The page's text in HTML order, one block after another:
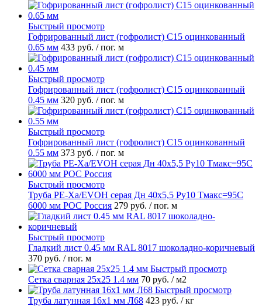
Быстрый просмотр
Гофрированный лист (гофролист) С15 оцинкованный
0.65 мм 433 руб. / пог. м
Быстрый просмотр
Гофрированный лист (гофролист) С15 оцинкованный
0.45 мм 320 руб. / пог. м
Быстрый просмотр
Гофрированный лист (гофролист) С15 оцинкованный
0.55 мм 373 руб. / пог. м
Быстрый просмотр
Труба PE-Xa/EVOH серая Дн 40х5,5 Ру10 Тмакс=95C
6000 мм РОС Россия 279 руб. / пог. м
Быстрый просмотр
Гладкий лист 0.45 мм RAL 8017 шоколадно-коричневый
370 руб. / пог. м
Быстрый просмотр
Сетка сварная 25х25 1.4 мм 70 руб. / м2
Быстрый просмотр
Труба латунная 16х1 мм Л68 423 руб. / кг